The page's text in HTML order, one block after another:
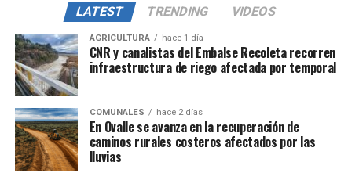
LATEST TRENDING VIDEOS
AGRICULTURA hace 1 día
CNR y canalistas del Embalse Recoleta recorren
infraestructura de riego afectada por temporal
COMUNALES hace 2 días
En Ovalle se avanza en la recuperación de
caminos rurales costeros afectados por las
lluvias